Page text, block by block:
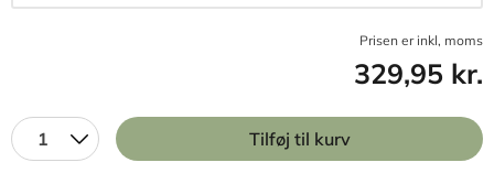
Prisen er inkl, moms
329,95 kr.
1 Tilføj til kurv